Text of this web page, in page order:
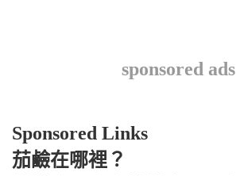
sponsored ads
Sponsored Links
茄鹼在哪裡？